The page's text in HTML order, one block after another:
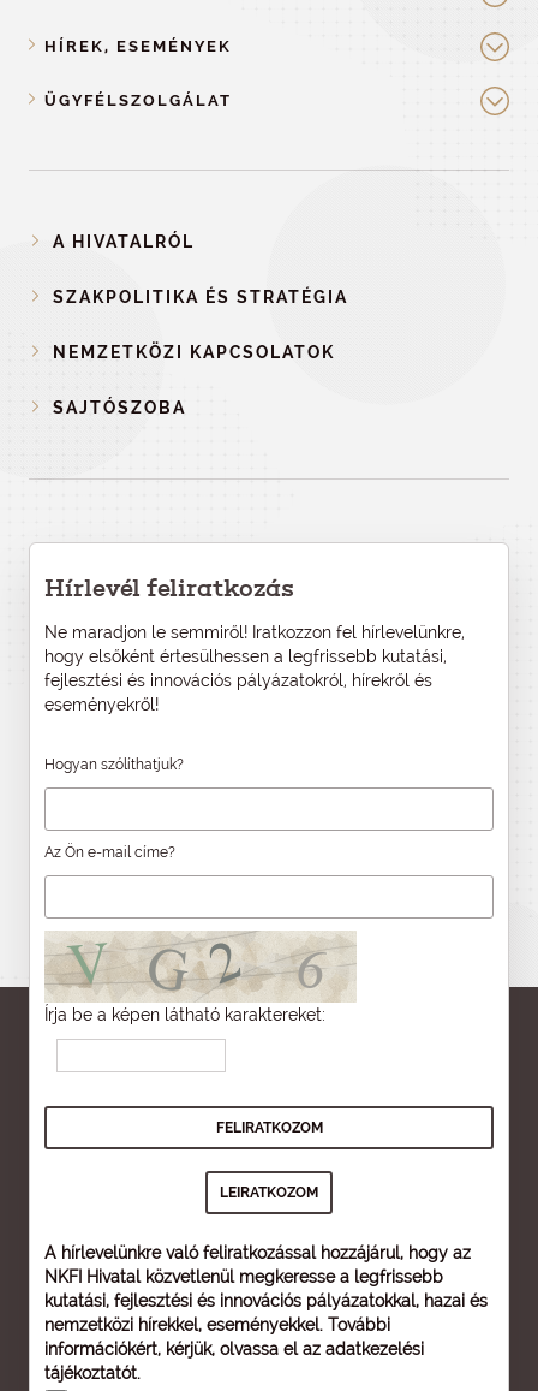
HÍREK, ESEMÉNYEK
ÜGYFÉLSZOLGÁLAT
A HIVATALRÓL
SZAKPOLITIKA ÉS STRATÉGIA
NEMZETKÖZI KAPCSOLATOK
SAJTÓSZOBA
Hírlevél feliratkozás
Ne maradjon le semmiről! Iratkozzon fel hírlevelünkre,
hogy elsőként értesülhessen a legfrissebb kutatási,
fejlesztési és innovációs pályázatokról, hírekről és
eseményekről!
Hogyan szólíthatjuk?
Az Ön e-mail címe?
Írja be a képen látható karaktereket:
A hírlevelünkre való feliratkozással hozzájárul, hogy az
NKFI Hivatal közvetlenül megkeresse a legfrissebb
kutatási, fejlesztési és innovációs pályázatokkal, hazai és
nemzetközi hírekkel, eseményekkel. További
információkért, kérjük, olvassa el az adatkezelési
tájékoztatót.